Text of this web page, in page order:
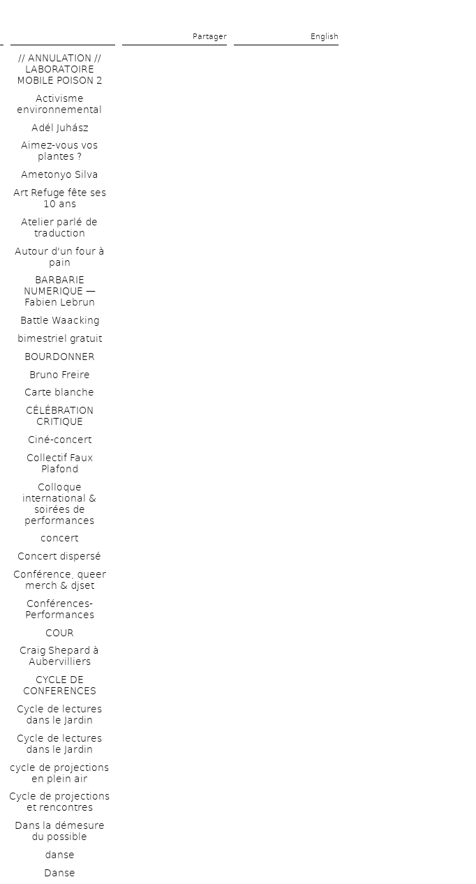
Partager English
// ANNULATION //
LABORATOIRE
MOBILE POISON 2
Activisme
environnemental
Adél Juhász
Aimez-vous vos
plantes ?
Ametonyo Silva
Art Refuge fête ses
10 ans
Atelier parlé de
traduction
Autour d'un four à
pain
BARBARIE
NUMERIQUE —
Fabien Lebrun
Battle Waacking
bimestriel gratuit
BOURDONNER
Bruno Freire
Carte blanche
CÉLÉBRATION
CRITIQUE
Ciné-concert
Collectif Faux
Plafond
Colloque
international &
soirées de
performances
concert
Concert dispersé
Conférence, queer
merch & djset
Conférences-
Performances
COUR
Craig Shepard à
Aubervilliers
CYCLE DE
CONFERENCES
Cycle de lectures
dans le Jardin
Cycle de lectures
dans le Jardin
cycle de projections
en plein air
Cycle de projections
et rencontres
Dans la démesure
du possible
danse
Danse